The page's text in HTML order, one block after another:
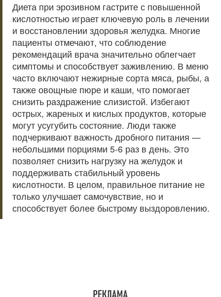
Диета при эрозивном гастрите с повышенной
кислотностью играет ключевую роль в лечении
и восстановлении здоровья желудка. Многие
пациенты отмечают, что соблюдение
рекомендаций врача значительно облегчает
симптомы и способствует заживлению. В меню
часто включают нежирные сорта мяса, рыбы, а
также овощные пюре и каши, что помогает
снизить раздражение слизистой. Избегают
острых, жареных и кислых продуктов, которые
могут усугубить состояние. Люди также
подчеркивают важность дробного питания —
небольшими порциями 5-6 раз в день. Это
позволяет снизить нагрузку на желудок и
поддерживать стабильный уровень
кислотности. В целом, правильное питание не
только улучшает самочувствие, но и
способствует более быстрому выздоровлению.